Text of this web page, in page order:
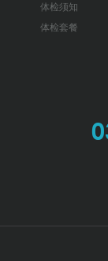
体检须知
体检套餐